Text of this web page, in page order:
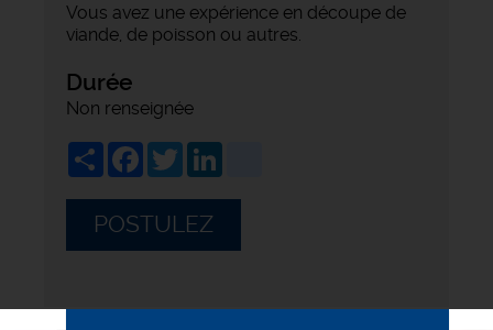
Vous avez une expérience en découpe de
viande, de poisson ou autres.
Durée
Non renseignée
ShareFacebook
Twitter
POSTULEZ